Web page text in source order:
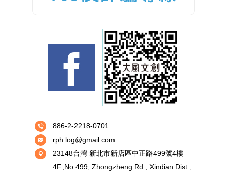
886-2-2218-0701
rph.log@gmail.com
23148台灣 新北市新店區中正路499號4樓
4F.,No.499, Zhongzheng Rd., Xindian Dist.,